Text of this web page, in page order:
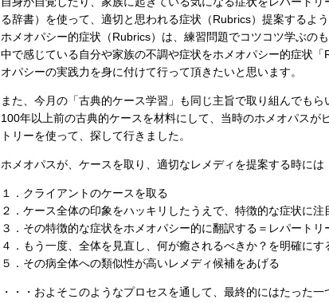
る辞書）を使って、適切と思われる症状（Rubrics）提案するよう
ホメオパシー的症状（Rubrics）は、練習問題でコツコツ学ぶの
中で感じている自分や家族の不調や症状をホメオパシー的症状
オパシーの実践力を身に付けて行って頂きたいと思います。
また、今月の「古典的ケース学習」も同じ主旨で取り組んでもら
100年以上前の古典的ケースを材料にして、当時のホメオパスが
トリーを使って、探して行きました。
ホメオパスが、ケースを取り、適切なレメディを提案する時には
１．クライアントのケースを取る
２．ケース全体の印象をハッキリしたうえで、特徴的な症状に注
３．その特徴的な症状をホメオパシー的に翻訳する＝レパートリ
４．もう一度、全体を見直し、何が癒されるべきか？を明確にす
５．その病全体への類似性が高いレメディ候補をあげる
・・・およそこのようなプロセスを通して、最終的にはたった一